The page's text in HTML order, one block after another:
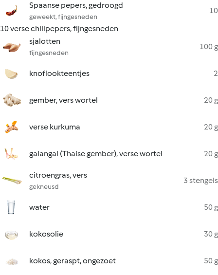
Spaanse pepers, gedroogd
geweekt, fijngesneden
10
10 verse chilipepers, fijngesneden
sjalotten
fijngesneden
100 g
knoflookteentjes 2
gember, vers wortel 20 g
verse kurkuma 20 g
galangal (Thaise gember), verse wortel 20 g
citroengras, vers
gekneusd
3 stengels
water 50 g
kokosolie 30 g
kokos, geraspt, ongezoet 50 g